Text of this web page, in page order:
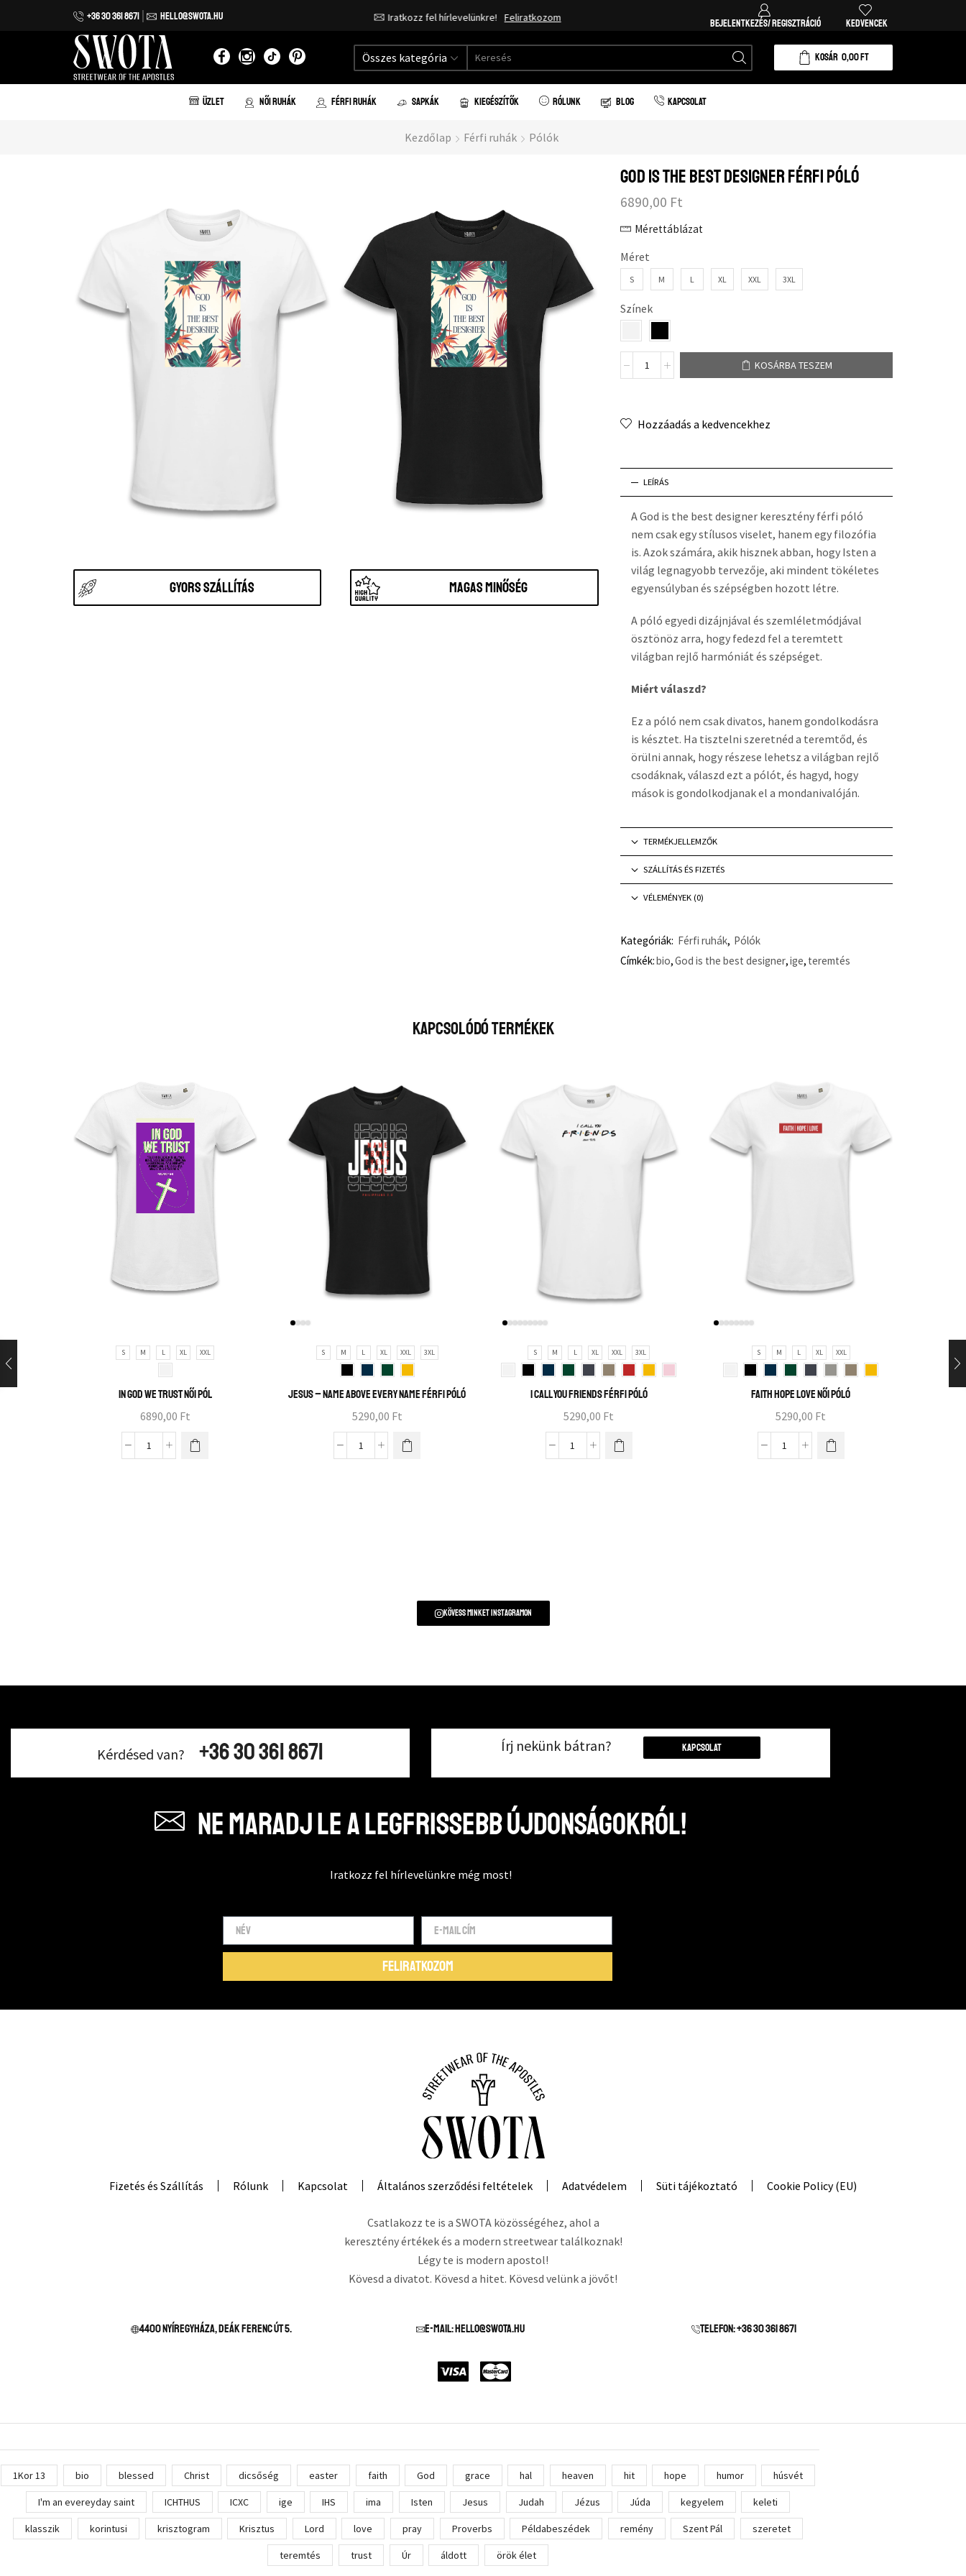
+36 30 361 8671 HELLO@SWOTA.HU
Iratkozz fel hírlevelünkre! Feliratkozom Ingyenes házhozszállítás 20.000 forint vásárlás felett! BEJELENTKEZÉS/ REGISZTRÁCIÓ KEDVENCEK
Összes kategória KOSÁR 0,00FT
ÜZLET NŐI RUHÁK FÉRFI RUHÁK SAPKÁK KIEGÉSZÍTŐK RÓLUNK BLOG KAPCSOLAT
Kezdőlap Férfi ruhák Pólók
Gyors szállítás Magas minőség
God is the best designer férfi póló
6890,00 Ft
Mérettáblázat
Méret
S M L XL XXL 3XL
Színek
KOSÁRBA TESZEM
Hozzáadás a kedvencekhez
LEÍRÁS
A God is the best designer keresztény férfi póló
nem csak egy stílusos viselet, hanem egy filozófia
is. Azok számára, akik hisznek abban, hogy Isten a
világ legnagyobb tervezője, aki mindent tökéletes
egyensúlyban és szépségben hozott létre.
A póló egyedi dizájnjával és szemléletmódjával
ösztönöz arra, hogy fedezd fel a teremtett
világban rejlő harmóniát és szépséget.
Miért válaszd?
Ez a póló nem csak divatos, hanem gondolkodásra
is késztet. Ha tisztelni szeretnéd a teremtőd, és
örülni annak, hogy részese lehetsz a világban rejlő
csodáknak, válaszd ezt a pólót, és hagyd, hogy
mások is gondolkodjanak el a mondanivalóján.
TERMÉKJELLEMZŐK
SZÁLLÍTÁS ÉS FIZETÉS
VÉLEMÉNYEK (0)
Kategóriák: Férfi ruhák, Pólók
Címkék:bio,God is the best designer,ige, teremtés
Kapcsolódó Termékek
S M L XL XXL
In God we trust női pól
6890,00 Ft
S M L XL XXL 3XL
Jesus – Name above every name férfi póló
5290,00 Ft
S M L XL XXL 3XL
I call you friends férfi póló
5290,00 Ft
S M L XL XXL
Faith hope love női póló
5290,00 Ft
Kövess minket instagramon
Kérdésed van? +36 30 361 8671 Írj nekünk bátran? Kapcsolat
Ne maradj le a legfrissebb újdonságokról!
Iratkozz fel hírlevelünkre még most!
FELIRATKOZOM
Fizetés és Szállítás Rólunk Kapcsolat Általános szerződési feltételek Adatvédelem Süti tájékoztató Cookie Policy (EU)
Csatlakozz te is a SWOTA közösségéhez, ahol a
keresztény értékek és a modern streetwear találkoznak!
Légy te is modern apostol!
Kövesd a divatot. Kövesd a hitet. Kövesd velünk a jövőt!
4400 Nyíregyháza, Deák Ferenc út 5. E-mail: hello@swota.hu Telefon: +36 30 361 8671
1Kor 13 bio blessed Christ dicsőség easter faith God grace hal heaven hit hope humor húsvét
I'm an evereyday saint ICHTHUS ICXC ige IHS ima Isten Jesus Judah Jézus Júda kegyelem keleti
klasszik korintusi krisztogram Krisztus Lord love pray Proverbs Példabeszédek remény Szent Pál szeretet
teremtés trust Úr áldott örök élet